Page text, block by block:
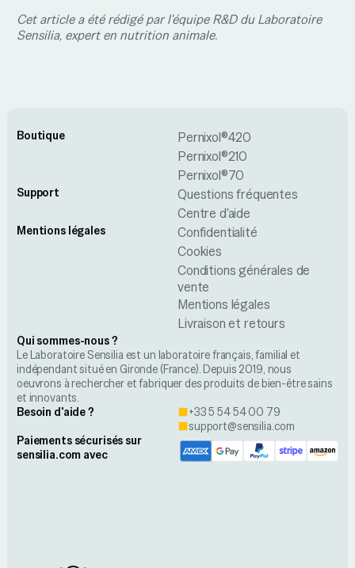
Cet article a été rédigé par l'équipe R&D du Laboratoire
Sensilia, expert en nutrition animale.
Boutique
Pernixol®420
Pernixol®210
Pernixol®70
Support
Questions fréquentes
Centre d'aide
Mentions légales
Confidentialité
Cookies
Conditions générales de
vente
Mentions légales
Livraison et retours
Qui sommes-nous ?
Le Laboratoire Sensilia est un laboratoire français, familial et
indépendant situé en Gironde (France). Depuis 2019, nous
oeuvrons à rechercher et fabriquer des produits de bien-être sains
et innovants.
Besoin d'aide ?
+33 5 54 54 00 79
support@sensilia.com
Paiements sécurisés sur
sensilia.com avec